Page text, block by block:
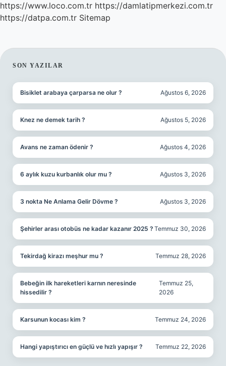
https://www.loco.com.tr https://damlatipmerkezi.com.tr
https://datpa.com.tr Sitemap
SIDEBAR
SON YAZILAR
Bisiklet arabaya çarparsa ne olur ? Ağustos 6, 2026
Knez ne demek tarih ? Ağustos 5, 2026
Avans ne zaman ödenir ? Ağustos 4, 2026
6 aylık kuzu kurbanlık olur mu ? Ağustos 3, 2026
3 nokta Ne Anlama Gelir Dövme ? Ağustos 3, 2026
Şehirler arası otobüs ne kadar kazanır 2025 ? Temmuz 30, 2026
Tekirdağ kirazı meşhur mu ? Temmuz 28, 2026
Bebeğin ilk hareketleri karnın neresinde
hissedilir ?
Temmuz 25,
2026
Karsunun kocası kim ? Temmuz 24, 2026
Hangi yapıştırıcı en güçlü ve hızlı yapışır ? Temmuz 22, 2026